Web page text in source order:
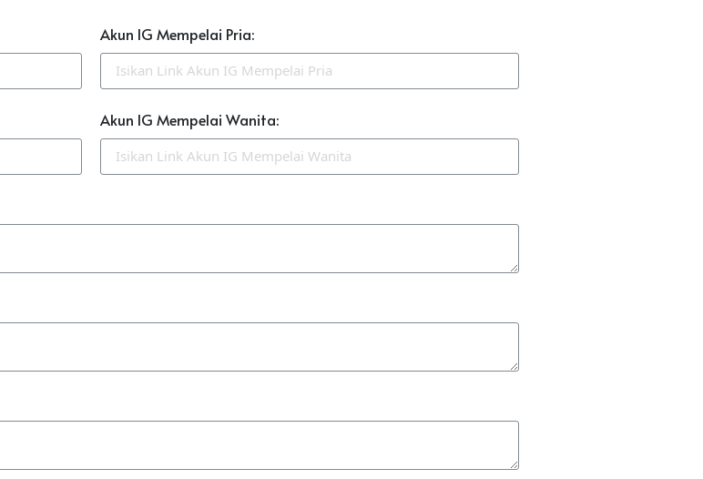
Akun IG Mempelai Pria:
Akun IG Mempelai Wanita: